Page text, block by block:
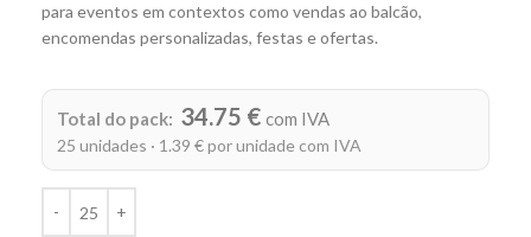
para eventos em contextos como vendas ao balcão,
encomendas personalizadas, festas e ofertas.
Total do pack: 34.75 € com IVA
25 unidades · 1.39 € por unidade com IVA
Alternative: